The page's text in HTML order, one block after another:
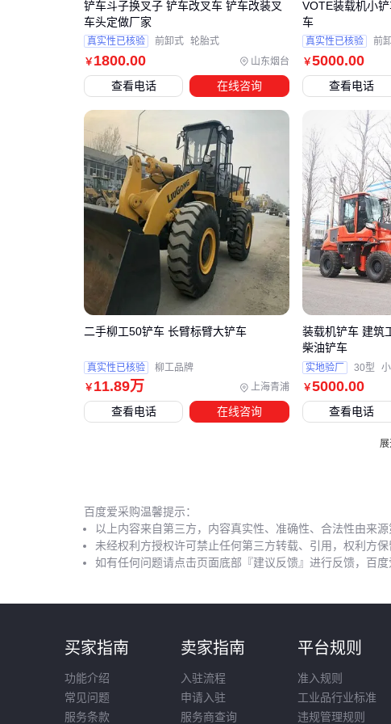
采
辅
以
求
在
配
据
五
日
流
场
和
选
体
和
￥1800.00 山东烟台
铲车斗子换叉子 铲车改叉车 铲车改装叉
车头定做厂家
真实性已核验 前卸式 轮胎式
查看电话 在线咨询
￥5000.00
VOTE装载机小
车
真实性已核验 前
查看电话
￥ 11.89万 上海青浦
二手柳工50铲车 长臂标臂大铲车
真实性已核验 柳工品牌
查看电话 在线咨询
￥5000.00
装载机铲车 建筑
柴油铲车
实地验厂 30型
查看电话
展
百度爱采购温馨提示：
以上内容来自第三方，内容真实性、准确性、合法性由来源
未经权利方授权许可禁止任何第三方转载、引用，权利方保
如有任何问题请点击页面底部『建议反馈』进行反馈，百度
买家指南
功能介绍
常见问题
服务条款
卖家指南
入驻流程
申请入驻
服务商查询
平台规则
准入规则
工业品行业标准
违规管理规则